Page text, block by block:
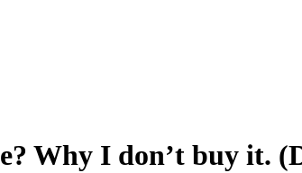
Why I don’t buy it.